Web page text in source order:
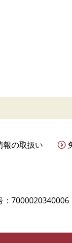
報の取扱い
：7000020340006